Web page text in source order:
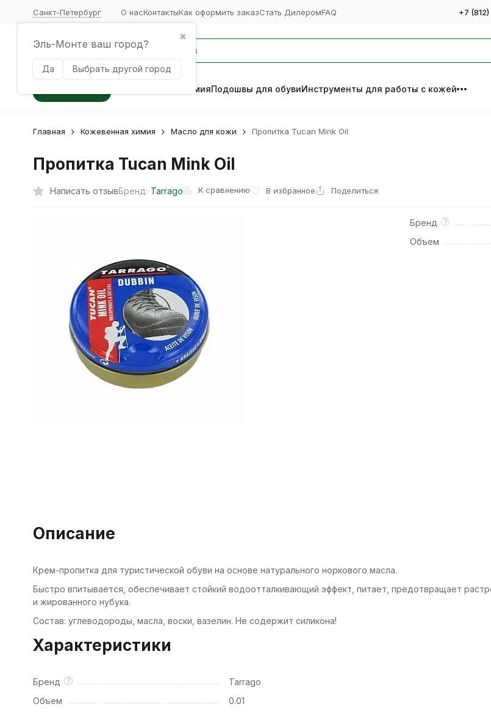
Санкт-Петербург
✖
Эль-Монте ваш город?
Да Выбрать другой город
О насКонтактыКак оформить заказСтать ДилеромFAQ +7
Кожевенная химияПодошвы для обувиИнструменты для работы с кожей
Главная Кожевенная химия Масло для кожи Пропитка Tucan Mink Oil
Пропитка Tucan Mink Oil
Написать отзывБренд: Tarrago К сравнению В избранное Поделиться
Бренд
Объем
Описание
Крем-пропитка для туристической обуви на основе натурального норкового масла.
Быстро впитывается, обеспечивает стойкий водоотталкивающий эффект, питает, предотвращает
и жированного нубука.
Состав: углеводороды, масла, воски, вазелин. Не содержит силикона!
Характеристики
Бренд
Tarrago
Объем
0.01